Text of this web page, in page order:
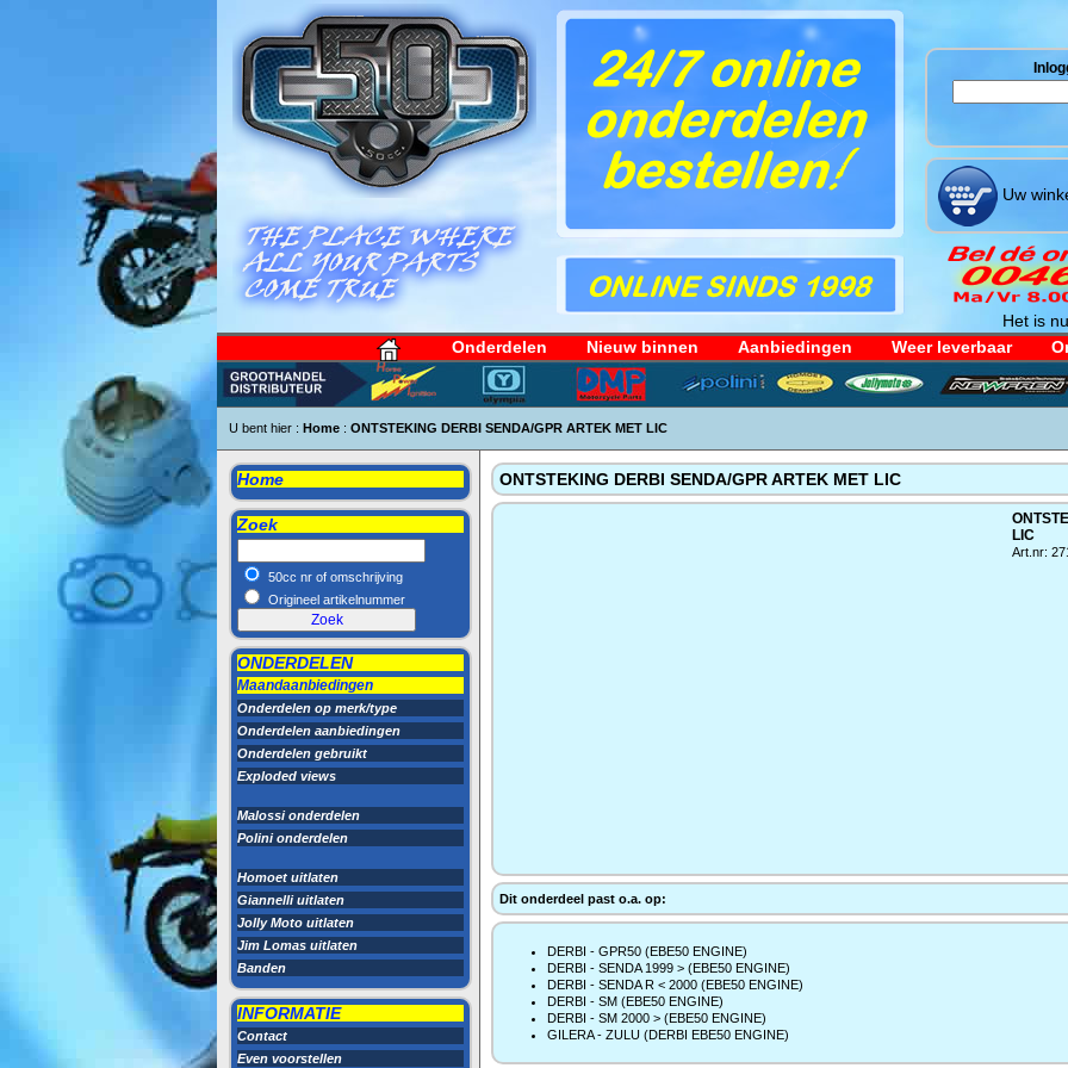
Uw
Het is
Onderdelen
Nieuw binnen Aanbiedingen Weer leverbaar
U bent hier : Home : ONTSTEKING DERBI SENDA/GPR ARTEK MET LIC
Home
Zoek
50cc nr of omschrijving
Origineel artikelnummer
ONDERDELEN
Maandaanbiedingen
Onderdelen op merk/type
Onderdelen aanbiedingen
Onderdelen gebruikt
Exploded views
Malossi onderdelen
Polini onderdelen
Homoet uitlaten
Giannelli uitlaten
Jolly Moto uitlaten
Jim Lomas uitlaten
Banden
INFORMATIE
Contact
Even voorstellen
ONTSTEKING DERBI SENDA/GPR ARTEK MET LIC
LIC
Art.nr:
Dit onderdeel past o.a. op:
DERBI - GPR50 (EBE50 ENGINE)
DERBI - SENDA 1999 > (EBE50 ENGINE)
DERBI - SENDA R < 2000 (EBE50 ENGINE)
DERBI - SM (EBE50 ENGINE)
DERBI - SM 2000 > (EBE50 ENGINE)
GILERA - ZULU (DERBI EBE50 ENGINE)